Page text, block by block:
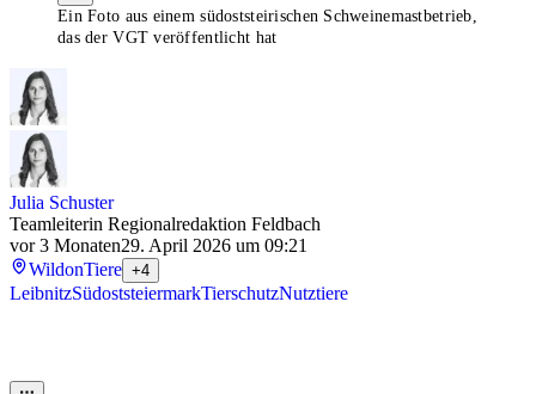
Ein Foto aus einem südoststeirischen Schweinemastbetrieb,
das der VGT veröffentlicht hat
Julia Schuster
Teamleiterin Regionalredaktion Feldbach
vor 3 Monaten29. April 2026 um 09:21
WildonTiere +4
LeibnitzSüdoststeiermarkTierschutzNutztiere